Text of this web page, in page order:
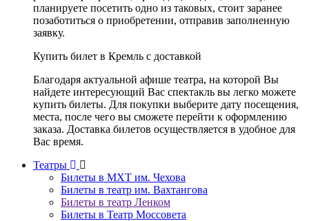
планируете посетить одно из таковых, стоит заранее
позаботиться о приобретении, отправив заполненную
заявку.
Купить билет в Кремль с доставкой
Благодаря актуальной афише театра, на которой Вы
найдете интересующий Вас спектакль вы легко можете
купить билеты. Для покупки выберите дату посещения,
места, после чего вы сможете перейти к оформлению
заказа. Доставка билетов осуществляется в удобное для
Вас время.
Театры
Билеты в МХТ им. Чехова
Билеты в театр им. Вахтангова
Билеты в театр Ленком
Билеты в Театр Моссовета